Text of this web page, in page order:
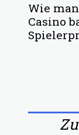
Wie
Casino